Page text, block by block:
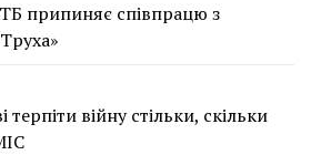
припиняє співпрацю з
терпіти війну стільки, скільки